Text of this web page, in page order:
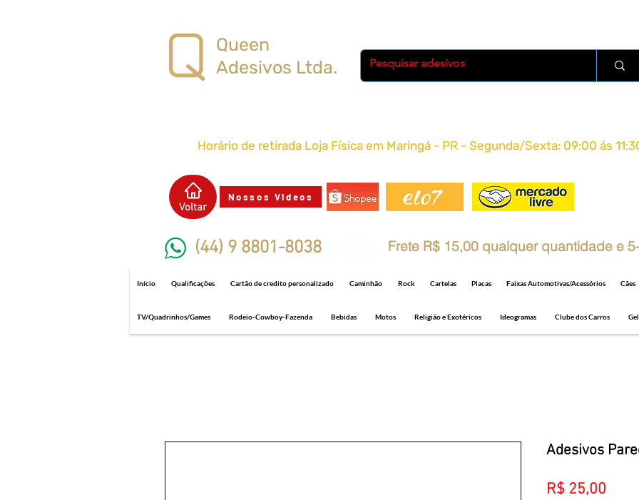
Queen
Adesivos Ltda.
Horário de retirada Loja Física em Maringá - PR - Segunda/Sexta: 09:00 ás
Voltar
Nossos Videos
(44) 9 8801-8038 Frete R$ 15,00 qualquer quantidade e
Início Qualificações Cartão de credito personalizado Caminhão Rock Cartelas Placas Faixas Automotivas/Acessórios Cães
TV/Quadrinhos/Games Rodeio-Cowboy-Fazenda Bebidas Motos Religião e Exotéricos Ideogramas Clube dos Carros
Adesivos
R$ 25,00